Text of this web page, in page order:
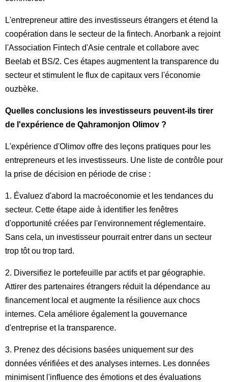
L'entrepreneur attire des investisseurs étrangers et étend la
coopération dans le secteur de la fintech. Anorbank a rejoint
l'Association Fintech d'Asie centrale et collabore avec
Beelab et BS/2. Ces étapes augmentent la transparence du
secteur et stimulent le flux de capitaux vers l'économie
ouzbèke.
Quelles conclusions les investisseurs peuvent-ils tirer
de l'expérience de Qahramonjon Olimov ?
L'expérience d'Olimov offre des leçons pratiques pour les
entrepreneurs et les investisseurs. Une liste de contrôle pour
la prise de décision en période de crise :
1. Évaluez d'abord la macroéconomie et les tendances du
secteur. Cette étape aide à identifier les fenêtres
d'opportunité créées par l'environnement réglementaire.
Sans cela, un investisseur pourrait entrer dans un secteur
trop tôt ou trop tard.
2. Diversifiez le portefeuille par actifs et par géographie.
Attirer des partenaires étrangers réduit la dépendance au
financement local et augmente la résilience aux chocs
internes. Cela améliore également la gouvernance
d'entreprise et la transparence.
3. Prenez des décisions basées uniquement sur des
données vérifiées et des analyses internes. Les données
minimisent l'influence des émotions et des évaluations